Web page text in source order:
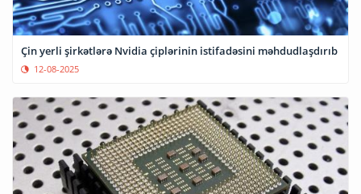
Çin yerli şirkətlərə Nvidia çiplərinin istifadəsini məhdudlaşdırıb
12-08-2025